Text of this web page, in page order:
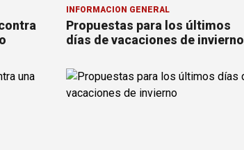
INFORMACION GENERAL
Propuestas para los últimos
días de vacaciones de invierno